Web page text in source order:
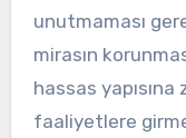
unutmaması
mirasın
hassas yapısına
faaliyetlere